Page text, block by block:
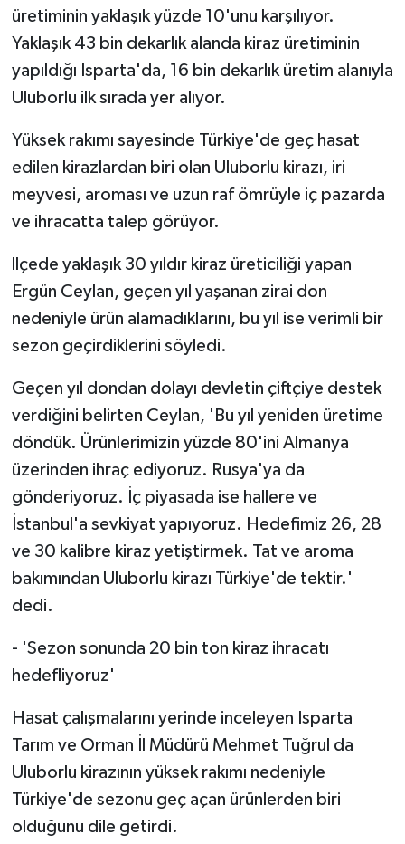
üretiminin yaklaşık yüzde 10'unu karşılıyor.
Yaklaşık 43 bin dekarlık alanda kiraz üretiminin
yapıldığı Isparta'da, 16 bin dekarlık üretim alanıyla
Uluborlu ilk sırada yer alıyor.
Yüksek rakımı sayesinde Türkiye'de geç hasat
edilen kirazlardan biri olan Uluborlu kirazı, iri
meyvesi, aroması ve uzun raf ömrüyle iç pazarda
ve ihracatta talep görüyor.
llçede yaklaşık 30 yıldır kiraz üreticiliği yapan
Ergün Ceylan, geçen yıl yaşanan zirai don
nedeniyle ürün alamadıklarını, bu yıl ise verimli bir
sezon geçirdiklerini söyledi.
Geçen yıl dondan dolayı devletin çiftçiye destek
verdiğini belirten Ceylan, 'Bu yıl yeniden üretime
döndük. Ürünlerimizin yüzde 80'ini Almanya
üzerinden ihraç ediyoruz. Rusya'ya da
gönderiyoruz. İç piyasada ise hallere ve
İstanbul'a sevkiyat yapıyoruz. Hedefimiz 26, 28
ve 30 kalibre kiraz yetiştirmek. Tat ve aroma
bakımından Uluborlu kirazı Türkiye'de tektir.'
dedi.
- 'Sezon sonunda 20 bin ton kiraz ihracatı
hedefliyoruz'
Hasat çalışmalarını yerinde inceleyen Isparta
Tarım ve Orman İl Müdürü Mehmet Tuğrul da
Uluborlu kirazının yüksek rakımı nedeniyle
Türkiye'de sezonu geç açan ürünlerden biri
olduğunu dile getirdi.